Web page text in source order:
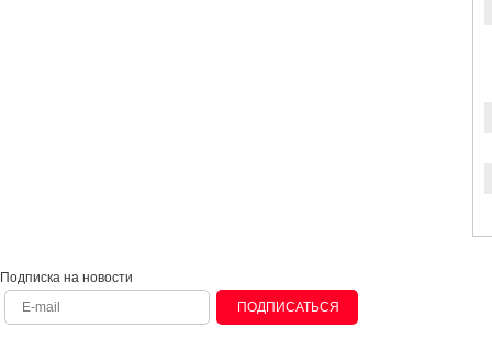
Подписка на новости
ПОДПИСАТЬСЯ